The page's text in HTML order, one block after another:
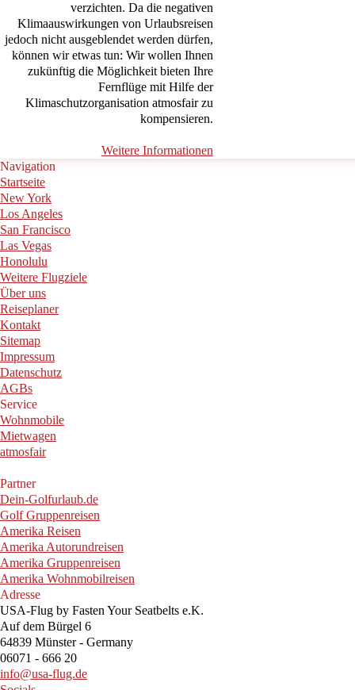
verzichten. Da die negativen
Klimaauswirkungen von Urlaubsreisen
jedoch nicht ausgeblendet werden dürfen,
können wir etwas tun: Wir wollen Ihnen
zukünftig die Möglichkeit bieten Ihre
Fernflüge mit Hilfe der
Klimaschutzorganisation atmosfair zu
kompensieren.
Weitere Informationen
Navigation
Startseite
New York
Los Angeles
San Francisco
Las Vegas
Honolulu
Weitere Flugziele
Über uns
Reiseplaner
Kontakt
Sitemap
Impressum
Datenschutz
AGBs
Service
Wohnmobile
Mietwagen
atmosfair
Partner
Dein-Golfurlaub.de
Golf Gruppenreisen
Amerika Reisen
Amerika Autorundreisen
Amerika Gruppenreisen
Amerika Wohnmobilreisen
Adresse
USA-Flug by Fasten Your Seatbelts e.K.
Auf dem Bürgel 6
64839 Münster - Germany
06071 - 666 20
info@usa-flug.de